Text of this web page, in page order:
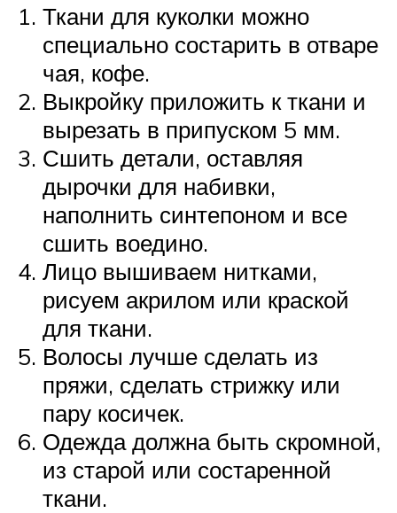
Ткани для куколки можно
специально состарить в отваре
чая, кофе.
Выкройку приложить к ткани и
вырезать в припуском 5 мм.
Сшить детали, оставляя
дырочки для набивки,
наполнить синтепоном и все
сшить воедино.
Лицо вышиваем нитками,
рисуем акрилом или краской
для ткани.
Волосы лучше сделать из
пряжи, сделать стрижку или
пару косичек.
Одежда должна быть скромной,
из старой или состаренной
ткани.